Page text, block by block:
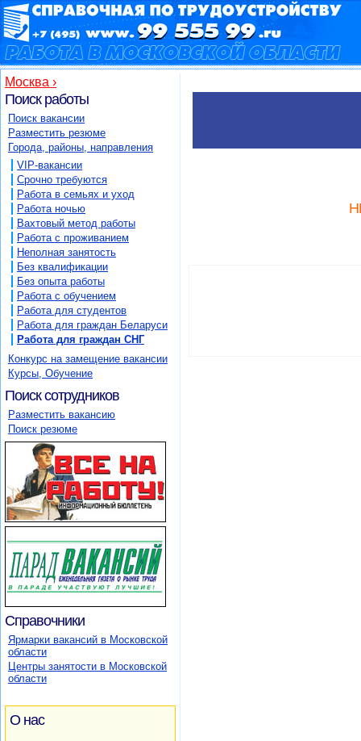
Москва ›
Поиск работы
Поиск вакансии
Разместить резюме
Города, районы, направления
VIP-вакансии
Срочно требуются
Работа в семьях и уход
Работа ночью
Вахтовый метод работы
Работа с проживанием
Неполная занятость
Без квалификации
Без опыта работы
Работа с обучением
Работа для студентов
Работа для граждан Беларуси
Работа для граждан СНГ
Конкурс на замещение вакансии
Курсы, Обучение
Поиск сотрудников
Разместить вакансию
Поиск резюме
Справочники
Ярмарки вакансий в Московской
области
Центры занятости в Московской
области
О нас